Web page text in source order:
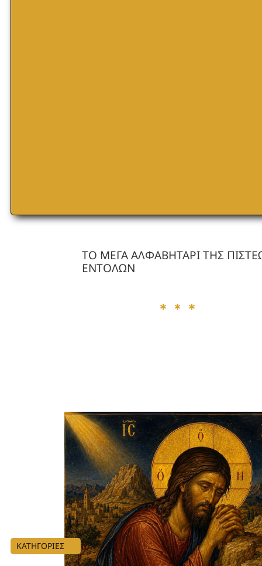
ΚΑΤΗΓΟΡΙΕΣ
ΤΟ ΜΕΓΑ ΑΛΦΑΒΗΤΑΡΙ ΤΗΣ
ΕΝΤΟΛΩΝ